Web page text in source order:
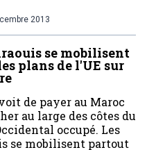
2013
se mobilisent
plans de l'UE sur
de payer au Maroc
au large des côtes du
occupé. Les
se mobilisent partout